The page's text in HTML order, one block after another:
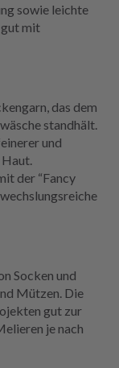
sowie leichte
mit
das dem
standhält.
und
der “Fancy
Socken und
Mützen. Die
gut zur
je nach